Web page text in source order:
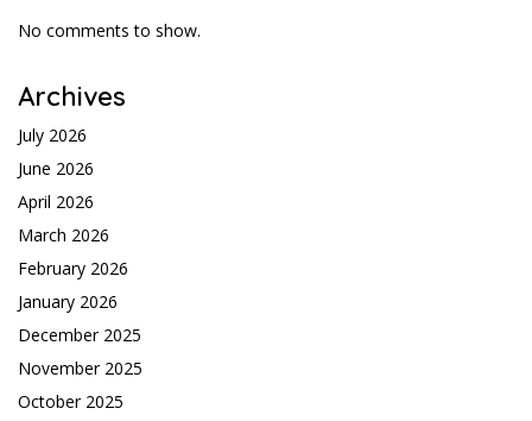
No comments to show.
Archives
July 2026
June 2026
April 2026
March 2026
February 2026
January 2026
December 2025
November 2025
October 2025